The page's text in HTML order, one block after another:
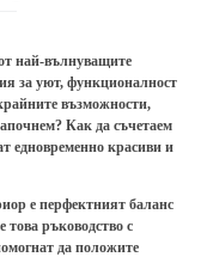
най-вълнуващите
за уют, функционалност
възможности,
Как да съчетаем
едновременно красиви и
е перфектният баланс
това ръководство с
да положите